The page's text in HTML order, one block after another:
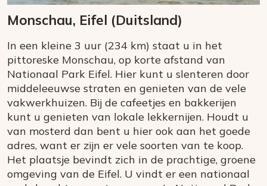
Monschau, Eifel (Duitsland)
In een kleine 3 uur (234 km) staat u in het
pittoreske Monschau, op korte afstand van
Nationaal Park Eifel. Hier kunt u slenteren door
middeleeuwse straten en genieten van de vele
vakwerkhuizen. Bij de cafeetjes en bakkerijen
kunt u genieten van lokale lekkernijen. Houdt u
van mosterd dan bent u hier ook aan het goede
adres, want er zijn er vele soorten van te koop.
Het plaatsje bevindt zich in de prachtige, groene
omgeving van de Eifel. U vindt er een nationaal